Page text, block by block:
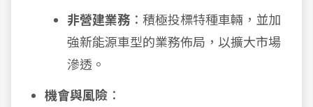
非營建業務 ：積極投標特種車輛，並加
強新能源車型的業務佈局，以擴大市場
滲透。
機會與風險 ：